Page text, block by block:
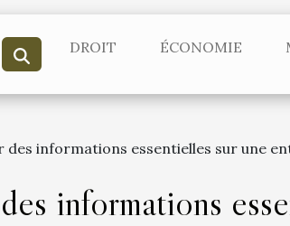
DROIT ÉCONOMIE
informations essentielles sur une
informations